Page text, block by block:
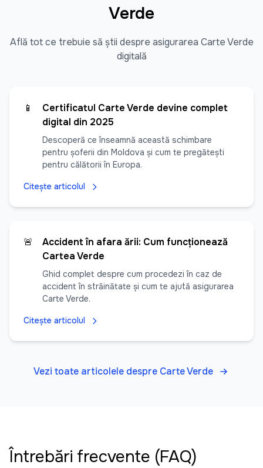
Verde
Află tot ce trebuie să știi despre asigurarea Carte Verde
digitală
📱
Certificatul Carte Verde devine complet
digital din 2025
Descoperă ce înseamnă această schimbare
pentru șoferii din Moldova și cum te pregătești
pentru călătorii în Europa.
Citește articolul
🚨
Accident în afara țării: Cum funcționează
Cartea Verde
Ghid complet despre cum procedezi în caz de
accident în străinătate și cum te ajută asigurarea
Carte Verde.
Citește articolul
Vezi toate articolele despre Carte Verde
Întrebări frecvente (FAQ)